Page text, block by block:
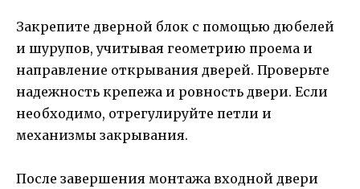
Закрепите дверной блок с помощью дюбелей
и шурупов, учитывая геометрию проема и
направление открывания дверей. Проверьте
надежность крепежа и ровность двери. Если
необходимо, отрегулируйте петли и
механизмы закрывания.
После завершения монтажа входной двери